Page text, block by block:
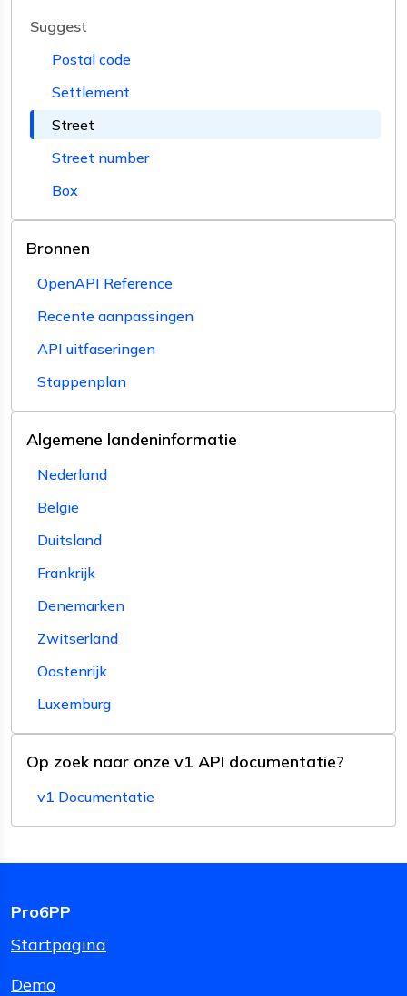
Suggest
Postal code
Settlement
Street
Street number
Box
Bronnen
OpenAPI Reference
Recente aanpassingen
API uitfaseringen
Stappenplan
Algemene landeninformatie
Nederland
België
Duitsland
Frankrijk
Denemarken
Zwitserland
Oostenrijk
Luxemburg
Op zoek naar onze v1 API documentatie?
v1 Documentatie
Pro6PP
Startpagina
Demo